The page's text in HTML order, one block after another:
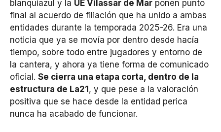
blanquiazul y la UE Vilassar de Mar ponen punto
final al acuerdo de filiación que ha unido a ambas
entidades durante la temporada 2025-26. Era una
noticia que ya se movía por dentro desde hacía
tiempo, sobre todo entre jugadores y entorno de
la cantera, y ahora ya tiene forma de comunicado
oficial. Se cierra una etapa corta, dentro de la
estructura de La21 , y que pese a la valoración
positiva que se hace desde la entidad perica
nunca ha acabado de funcionar.